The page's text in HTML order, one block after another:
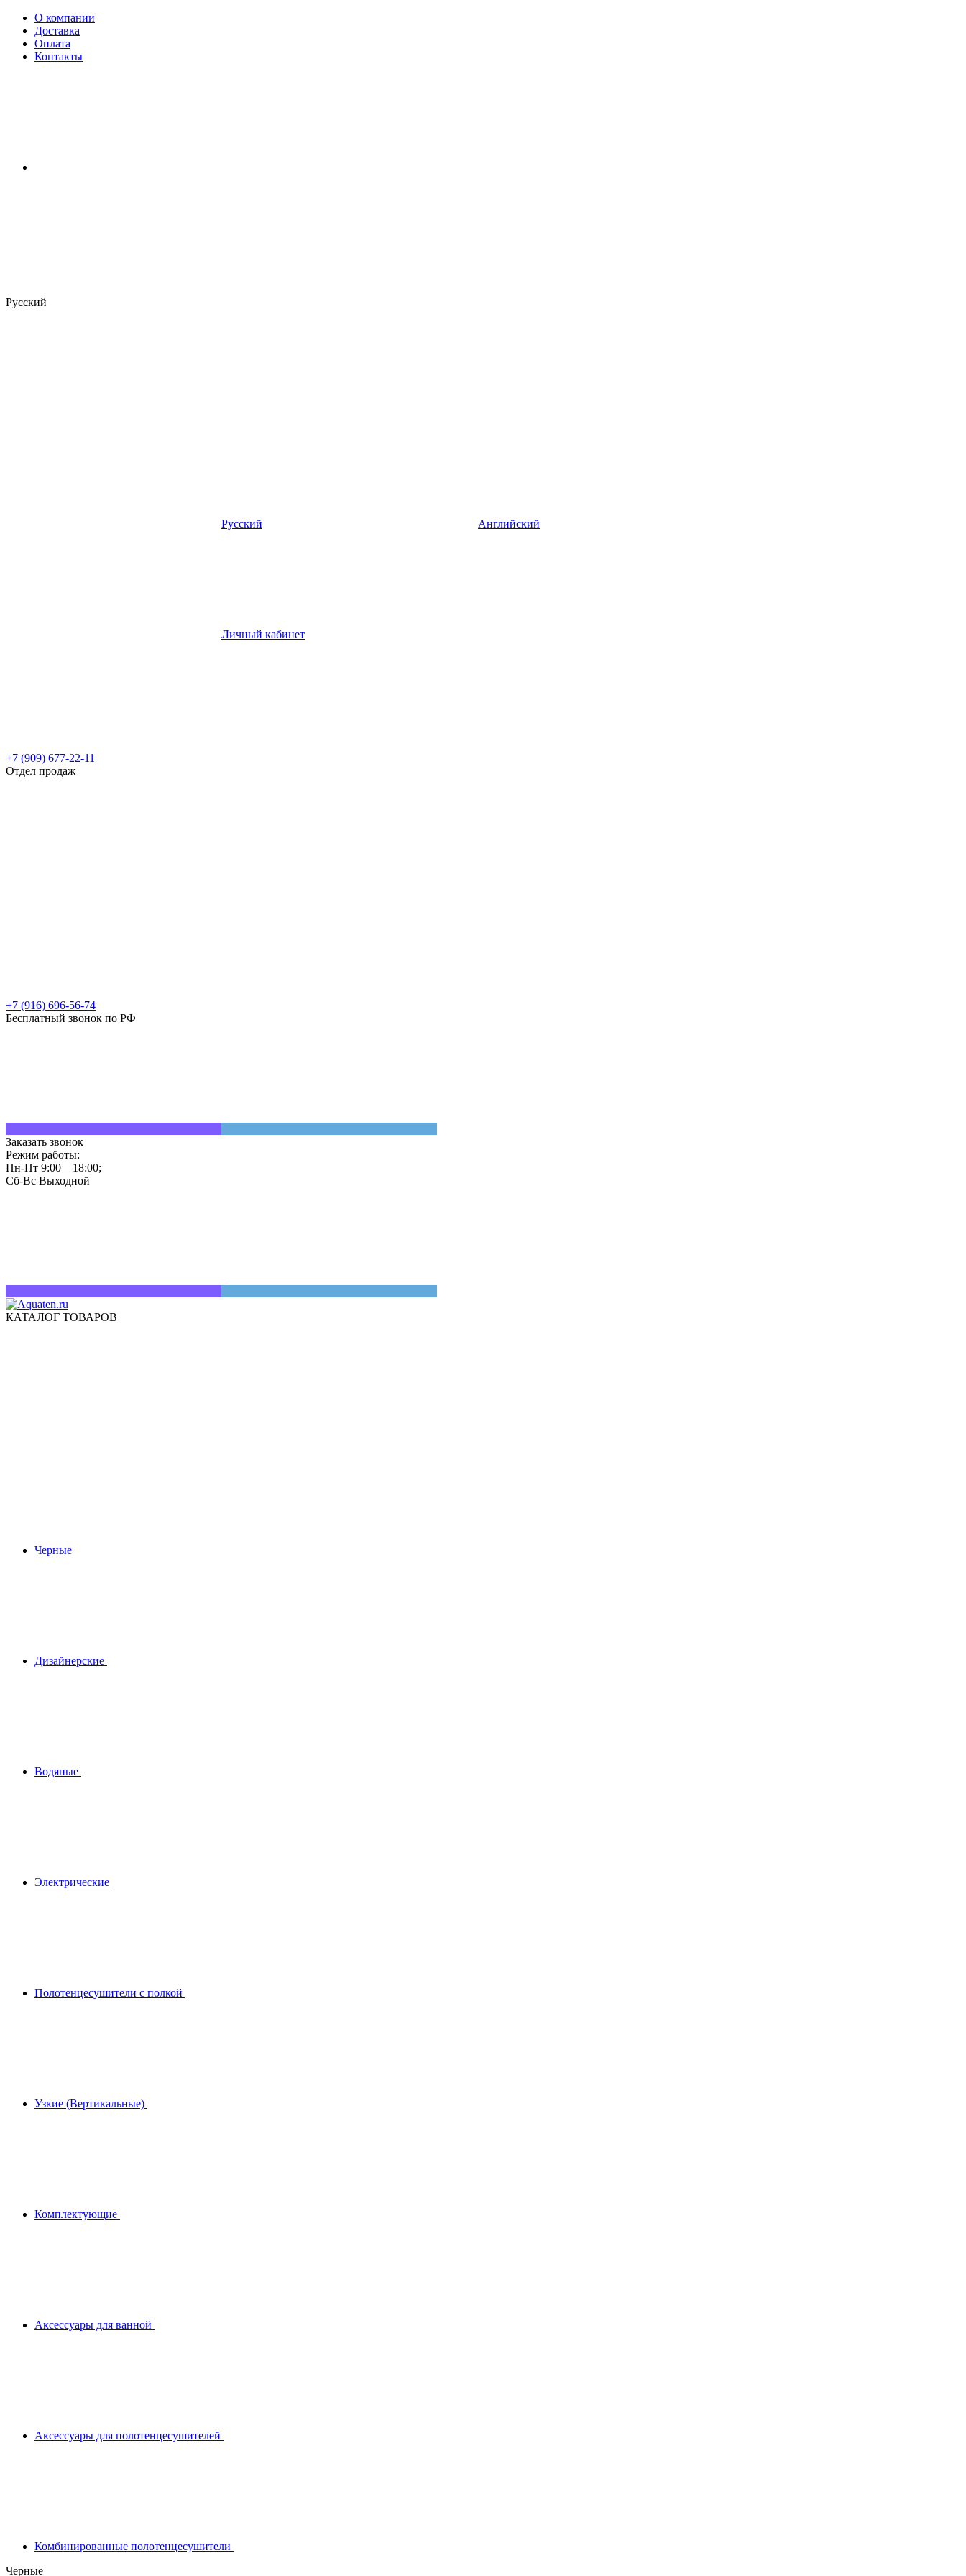
О компании
Доставка
Оплата
Контакты
Русский
Русский Английский
Личный кабинет
+7 (909) 677-22-11
Отдел продаж
+7 (916) 696-56-74
Бесплатный звонок по РФ
Заказать звонок
Режим работы:
Пн-Пт 9:00—18:00;
Сб-Вс Выходной
КАТАЛОГ ТОВАРОВ
Черные
Дизайнерские
Водяные
Электрические
Полотенцесушители с полкой
Узкие (Вертикальные)
Комплектующие
Аксессуары для ванной
Аксессуары для полотенцесушителей
Комбинированные полотенцесушители
Черные